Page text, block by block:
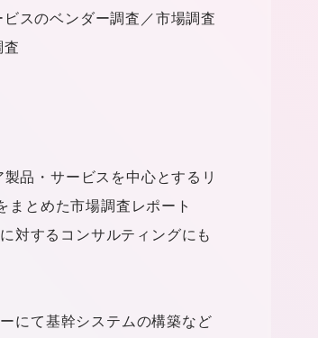
スのベンダー調査／市場調査
品・サービスを中心とするリ
とめた市場調査レポート
対するコンサルティングにも
にて基幹システムの構築など